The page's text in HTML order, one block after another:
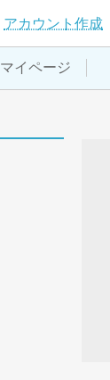
アカウント作成
マイページ